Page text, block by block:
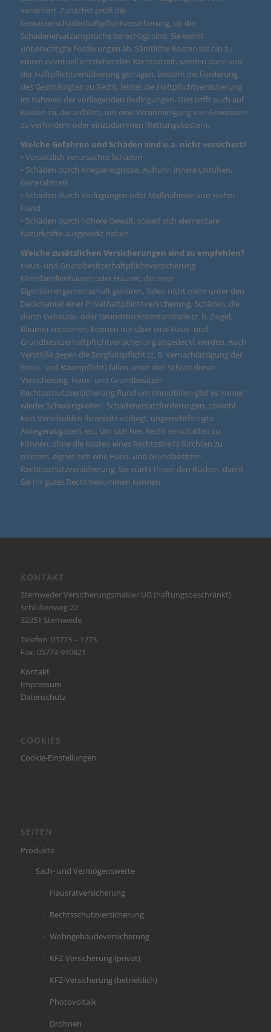
versichert. Zunächst prüft die
Gewässerschadenhaftpflichtversicherung, ob die
Schadenersatzansprüche berechtigt sind. Sie wehrt
unberechtigte Forderungen ab. Sämtliche Kosten bis hin zu
einem eventuell entstehenden Rechtsstreit, werden dann von
der Haftpflichtversicherung getragen. Besteht die Forderung
des Geschädigten zu Recht, leistet die Haftpflichtversicherung
im Rahmen der vorliegenden Bedingungen. Dies trifft auch auf
Kosten zu, die anfallen, um eine Verunreinigung von Gewässern
zu verhindern oder einzudämmen (Rettungskosten).
Welche Gefahren und Schäden sind u.a. nicht versichert?
• Vorsätzlich verursachte Schäden
• Schäden durch Kriegsereignisse, Aufruhr, innere Unruhen,
Generalstreik
• Schäden durch Verfügungen oder Maßnahmen von Hoher
Hand
• Schäden durch höhere Gewalt, soweit sich elementare
Naturkräfte ausgewirkt haben
Welche zusätzlichen Versicherungen sind zu empfehlen?
Haus- und Grundbesitzerhaftpflichtversicherung
Mehrfamilienhäuser oder Häuser, die einer
Eigentümergemeinschaft gehören, fallen nicht mehr unter den
Deckmantel einer Privathaftpflichtversicherung. Schäden, die
durch Gebäude- oder Grundstücksbestandteile (z. b. Ziegel,
Bäume) entstehen, können nur über eine Haus- und
Grundbesitzerhaftpflichtversicherung abgedeckt werden. Auch
Verstöße gegen die Sorgfaltspflicht (z. B. Vernachlässigung der
Streu- und Räumpflicht) fallen unter den Schutz dieser
Versicherung. Haus- und Grundbesitzer-
Rechtsschutzversicherung Rund um Immobilien gibt es immer
wieder Schwierigkeiten. Schadenersatzforderungen, obwohl
kein Verschulden Ihrerseits vorliegt, ungerechtfertigte
Anliegerabgaben, etc. Um sich hier Recht verschaffen zu
können, ohne die Kosten eines Rechtsstreits fürchten zu
müssen, eignet sich eine Haus- und Grundbesitzer-
Rechtsschutzversicherung. Sie stärkt Ihnen den Rücken, damit
Sie Ihr gutes Recht bekommen können.
KONTAKT
Stemweder Versicherungsmakler UG (haftungsbeschränkt)
Schlukenweg 22
32351 Stemwede
Telefon: 05773 – 1273
Fax: 05773-910821
Kontakt
Impressum
Datenschutz
COOKIES
Cookie-Einstellungen
SEITEN
Produkte
Sach- und Vermögenswerte
Hausratversicherung
Rechtsschutzversicherung
Wohngebäudeversicherung
KFZ-Versicherung (privat)
KFZ-Versicherung (betrieblich)
Photovoltaik
Drohnen